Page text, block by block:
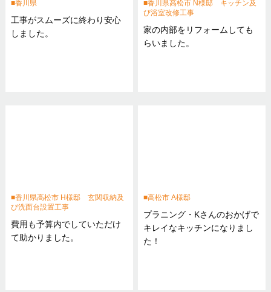
香川県
工事がスムーズに終わり安心
しました。
香川県高松市 N様邸 キッチン及
び浴室改修工事
家の内部をリフォームしても
らいました。
香川県高松市 H様邸 玄関収納及
び洗面台設置工事
費用も予算内でしていただけ
て助かりました。
高松市 A様邸
プラニング・Kさんのおかげで
キレイなキッチンになりまし
た！